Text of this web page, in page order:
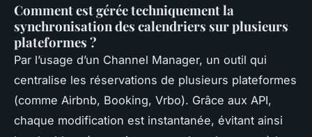
Comment est gérée techniquement la
synchronisation des calendriers sur plusieurs
plateformes ?
Par l’usage d’un Channel Manager, un outil qui
centralise les réservations de plusieurs plateformes
(comme Airbnb, Booking, Vrbo). Grâce aux API,
chaque modification est instantanée, évitant ainsi